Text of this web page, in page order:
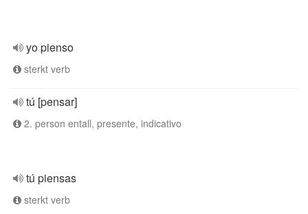
yo pienso
sterkt verb
tú [pensar]
2. person entall, presente, indicativo
tú piensas
sterkt verb